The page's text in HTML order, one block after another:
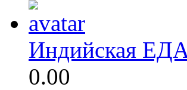
Индийская ЕДА
0.00